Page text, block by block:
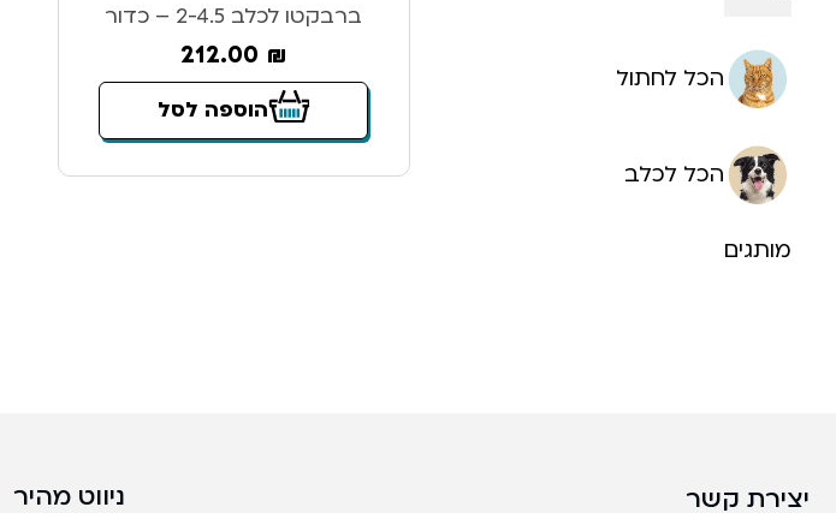
הכל לחתול
הכל לכלב
מותגים
ברבקטו לכלב 2-4.5 – כדור
212.00 ₪
הוספה לסל
יצירת קשר ניווט מהיר